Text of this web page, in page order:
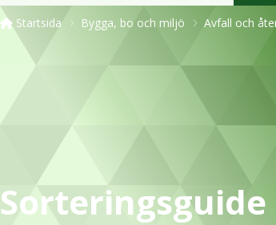
Startsida Bygga, bo och miljö Avfall och
Sorteringsguide